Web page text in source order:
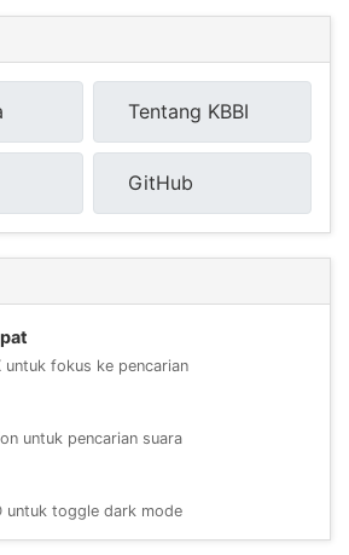
Tentang KBBI
GitHub
untuk fokus ke pencarian
untuk pencarian suara
untuk toggle dark mode